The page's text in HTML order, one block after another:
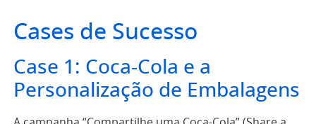
Cases de Sucesso
Case 1: Coca-Cola e a
Personalização de Embalagens